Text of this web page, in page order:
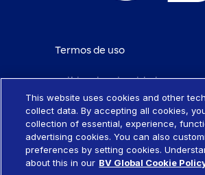
Termos de uso
Política de privacidade
Política de cookies
Portabilidade de empréstimo
This website uses cookies and other
collect data. By accepting all cookies,
collection of essential, experience,
advertising cookies. You can also
preferences by setting cookies.
about this in our BV Global Cookie